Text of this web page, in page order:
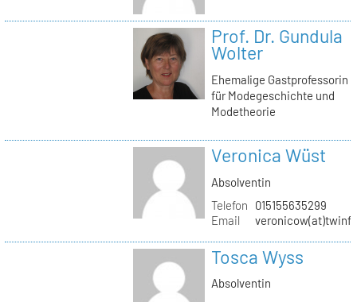
Prof. Dr. Gundula
Wolter
Ehemalige Gastprofessorin
für Modegeschichte und
Modetheorie
Veronica Wüst
Absolventin
Telefon
015155635299
Email
Tosca Wyss
Absolventin